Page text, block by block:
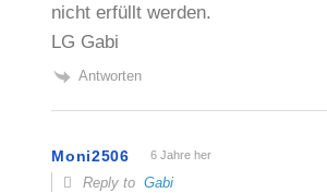
nicht erfüllt werden.
LG Gabi
Antworten
Moni2506 6 Jahre her
Reply toGabi